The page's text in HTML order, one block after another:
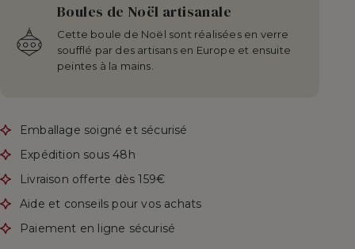
Boules de Noël artisanale
Cette boule de Noël sont réalisées en verre
soufflé par des artisans en Europe et ensuite
peintes à la mains.
Emballage soigné et sécurisé
Expédition sous 48h
Livraison offerte dès 159€
Aide et conseils pour vos achats
Paiement en ligne sécurisé